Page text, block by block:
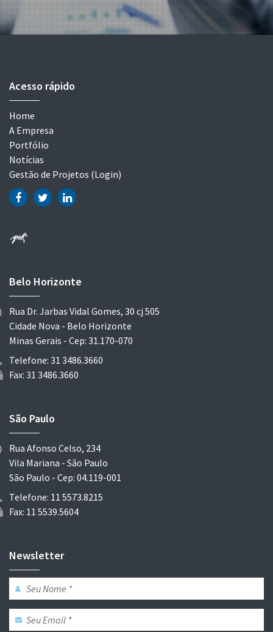
Acesso rápido
Home
A Empresa
Portfólio
Notícias
Gestão de Projetos (Login)
Belo Horizonte
Rua Dr. Jarbas Vidal Gomes, 30 cj 505
Cidade Nova - Belo Horizonte
Minas Gerais - Cep: 31.170-070
Telefone: 31 3486.3660
Fax: 31 3486.3660
São Paulo
Rua Afonso Celso, 234
Vila Mariana - São Paulo
São Paulo - Cep: 04.119-001
Telefone: 11 5573.8215
Fax: 11 5539.5604
Newsletter